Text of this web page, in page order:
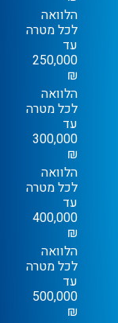
הלוואה
לכל מטרה
עד
250,000
₪
הלוואה
לכל מטרה
עד
300,000
₪
הלוואה
לכל מטרה
עד
400,000
₪
הלוואה
לכל מטרה
עד
500,000
₪